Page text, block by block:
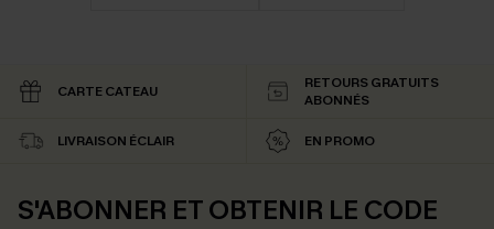
CARTE CATEAU
RETOURS GRATUITS
ABONNÉS
LIVRAISON ÉCLAIR EN PROMO
S'ABONNER ET OBTENIR LE CODE